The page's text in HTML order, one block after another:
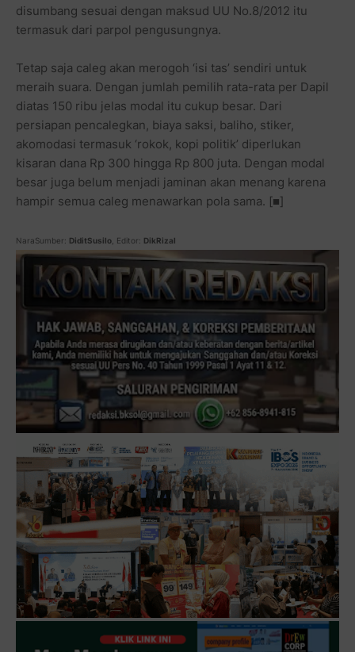
disumbang sesuai dengan maksud UU No.8/2012 itu
termasuk dari parpol pengusungnya.
Tetap saja caleg akan merogoh ‘isi tas’ sendiri untuk
meraih suara. Dengan jumlah pemilih rata-rata per Dapil
diatas 150 ribu jelas modal itu cukup besar. Dari
persiapan pencalegkan, biaya saksi, baliho, stiker,
akomodasi termasuk ‘rokok, kopi politik’ diperlukan
kisaran dana Rp 300 hingga Rp 800 juta. Dengan modal
besar juga belum menjadi jaminan akan menang karena
hampir semua caleg menawarkan pola sama. [■]
NaraSumber: DiditSusilo , Editor: DikRizal